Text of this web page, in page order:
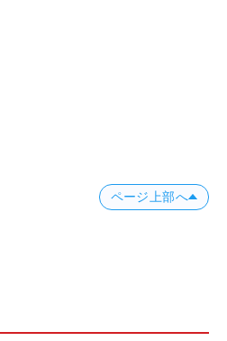
ページ上部へ